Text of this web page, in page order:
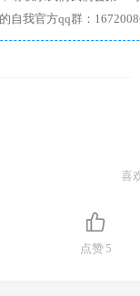
喜
点赞 5